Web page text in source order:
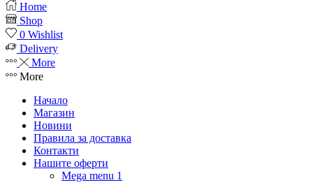
Home
Shop
0 Wishlist
Delivery
More
More
Начало
Магазин
Новини
Правила за доставка
Контакти
Нашите оферти
Mega menu 1